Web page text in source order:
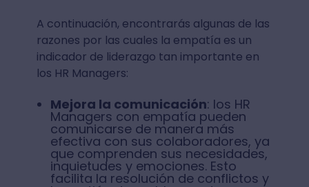
A continuación, encontrarás algunas de las
razones por las cuales la empatía es un
indicador de liderazgo tan importante en
los HR Managers:
Mejora la comunicación: los HR
Managers con empatía pueden
comunicarse de manera más
efectiva con sus colaboradores, ya
que comprenden sus necesidades,
inquietudes y emociones. Esto
facilita la resolución de conflictos y